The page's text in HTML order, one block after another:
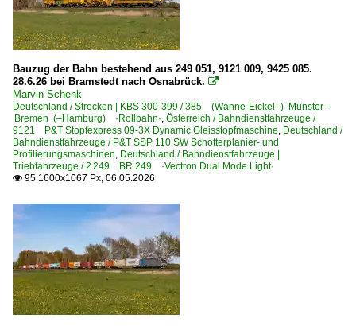
Bauzug der Bahn bestehend aus 249 051, 9121 009, 9425 085.
28.6.26 bei Bramstedt nach Osnabrück. 
Marvin Schenk
Deutschland / Strecken | KBS 300-399 / 385 (Wanne-Eickel–) Münster –
Bremen (–Hamburg) ·Rollbahn·, Österreich / Bahndienstfahrzeuge /
9121 P&T Stopfexpress 09-3X Dynamic Gleisstopfmaschine, Deutschland /
Bahndienstfahrzeuge / P&T SSP 110 SW Schotterplanier- und
Profilierungsmaschinen, Deutschland / Bahndienstfahrzeuge |
Triebfahrzeuge / 2 249 BR 249 ·Vectron Dual Mode Light·
 95 1600x1067 Px, 06.05.2026